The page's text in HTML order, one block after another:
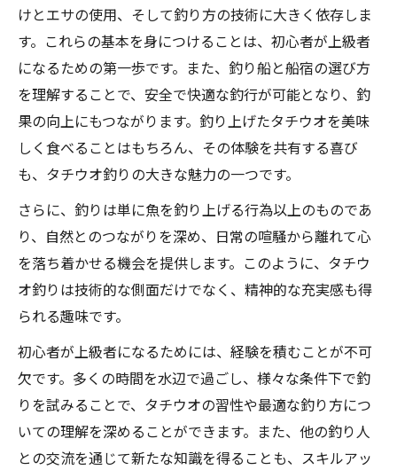
けとエサの使用、そして釣り方の技術に大きく依存しま
す。これらの基本を身につけることは、初心者が上級者
になるための第一歩です。また、釣り船と船宿の選び方
を理解することで、安全で快適な釣行が可能となり、釣
果の向上にもつながります。釣り上げたタチウオを美味
しく食べることはもちろん、その体験を共有する喜び
も、タチウオ釣りの大きな魅力の一つです。
さらに、釣りは単に魚を釣り上げる行為以上のものであ
り、自然とのつながりを深め、日常の喧騒から離れて心
を落ち着かせる機会を提供します。このように、タチウ
オ釣りは技術的な側面だけでなく、精神的な充実感も得
られる趣味です。
初心者が上級者になるためには、経験を積むことが不可
欠です。多くの時間を水辺で過ごし、様々な条件下で釣
りを試みることで、タチウオの習性や最適な釣り方につ
いての理解を深めることができます。また、他の釣り人
との交流を通じて新たな知識を得ることも、スキルアッ